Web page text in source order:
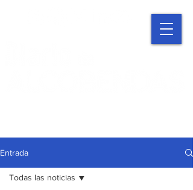
Entrada
Todas las noticias